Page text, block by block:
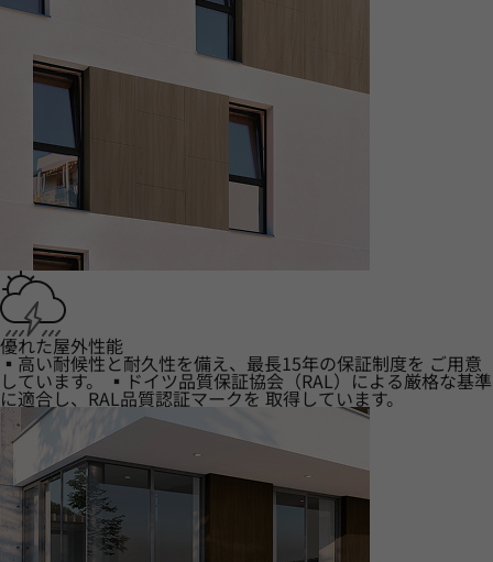
優れた屋外性能
▪高い耐候性と耐久性を備え、最長15年の保証制度を ご用意
しています。 ▪ドイツ品質保証協会（RAL）による厳格な基準
に適合し、RAL品質認証マークを 取得しています。